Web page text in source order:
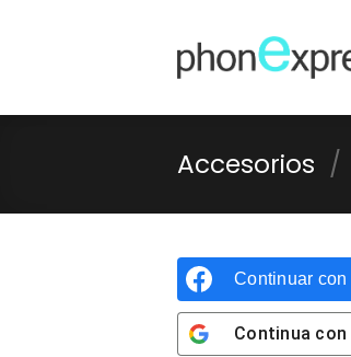
Accesorios /
Continuar con
Continua con